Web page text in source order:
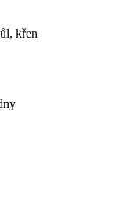
křen